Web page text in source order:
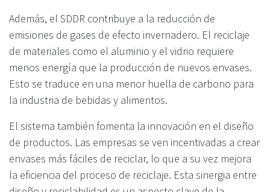
Además, el SDDR contribuye a la reducción de
emisiones de gases de efecto invernadero. El reciclaje
de materiales como el aluminio y el vidrio requiere
menos energía que la producción de nuevos envases.
Esto se traduce en una menor huella de carbono para
la industria de bebidas y alimentos.
El sistema también fomenta la innovación en el diseño
de productos. Las empresas se ven incentivadas a crear
envases más fáciles de reciclar, lo que a su vez mejora
la eficiencia del proceso de reciclaje. Esta sinergia entre